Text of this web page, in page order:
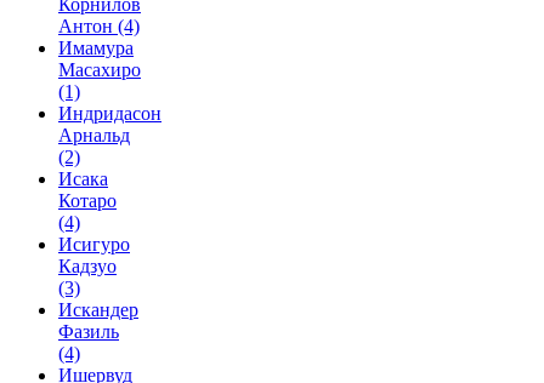
Корнилов
Антон (4)
Имамура
Масахиро
(1)
Индридасон
Арнальд
(2)
Исака
Котаро
(4)
Исигуро
Кадзуо
(3)
Искандер
Фазиль
(4)
Ишервуд